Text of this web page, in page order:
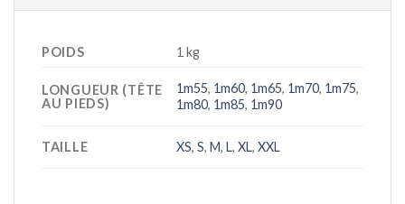
POIDS 1 kg
LONGUEUR (TÊTE
AU PIEDS)
1m55, 1m60, 1m65, 1m70, 1m75,
1m80, 1m85, 1m90
TAILLE XS,S,M,L,XL,XXL